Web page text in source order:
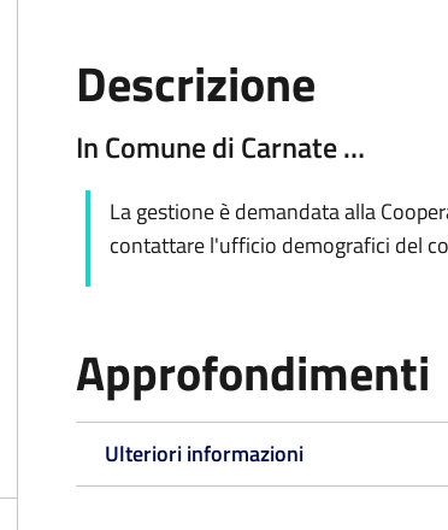
Descrizione
In Comune di Carnate …
La gestione è demandata alla
contattare l'ufficio demografici del
Approfondimenti
Ulteriori informazioni